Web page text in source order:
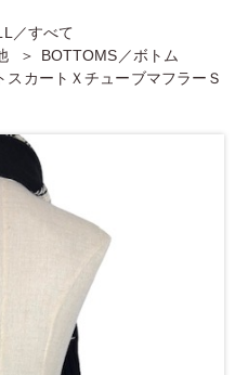
／すべて
BOTTOMS／ボトム
カートＸチューブマフラーＳ